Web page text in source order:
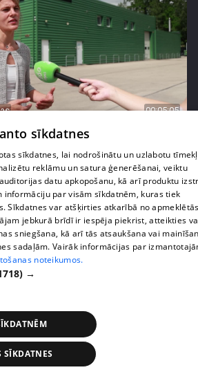
00:05:05
kas nosaka iepirkuma
dārgākas, bet uzpirkšanas
sīkdatnes
sīkdatnes, lai nodrošinātu un uzlabotu
reklāmu un satura ģenerēšanai, veiktu
datu apkopošanu, kā arī produktu
informāciju par visām sīkdatnēm, kuras tiek
Sīkdatnes var atšķirties atkarībā no
jebkurā brīdī ir iespēja piekrist, atteikties
sniegšana, kā arī tās atsaukšana vai
sadaļām. Vairāk informācijas par
noteikumos.
→
SĪKDATNES